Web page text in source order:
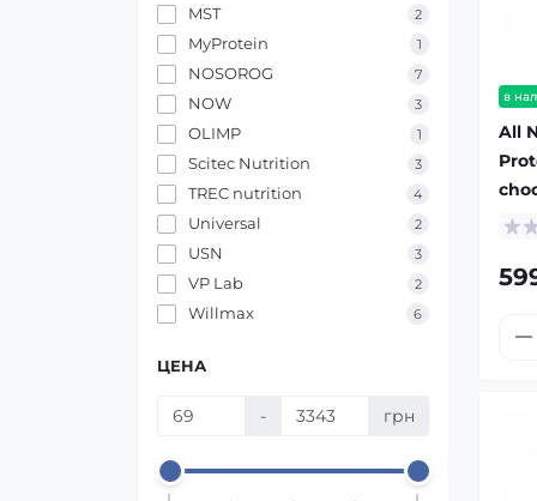
MST 2
MyProtein 1
NOSOROG 7
NOW 3
OLIMP 1
Scitec Nutrition 3
TREC nutrition 4
Universal 2
USN 3
VP Lab 2
Willmax 6
ЦЕНА
- грн
в
All